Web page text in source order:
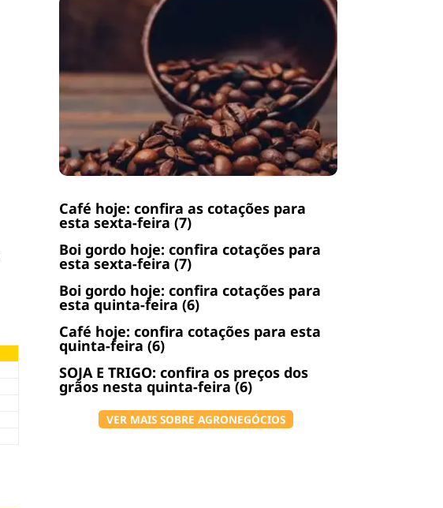
Café hoje: confira as cotações para
esta sexta-feira (7)
Boi gordo hoje: confira cotações para
esta sexta-feira (7)
Boi gordo hoje: confira cotações para
esta quinta-feira (6)
Café hoje: confira cotações para esta
quinta-feira (6)
SOJA E TRIGO: confira os preços dos
grãos nesta quinta-feira (6)
VER MAIS SOBRE AGRONEGÓCIOS